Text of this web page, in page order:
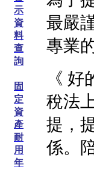
示
資
料
查
詢
固
定
資
產
耐
用
年
最嚴
專業
《
稅法
提，
係。